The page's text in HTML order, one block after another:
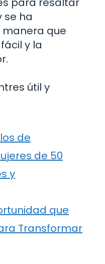
se ha
que
y la
útil y
de
de 50
y
que
Transformar